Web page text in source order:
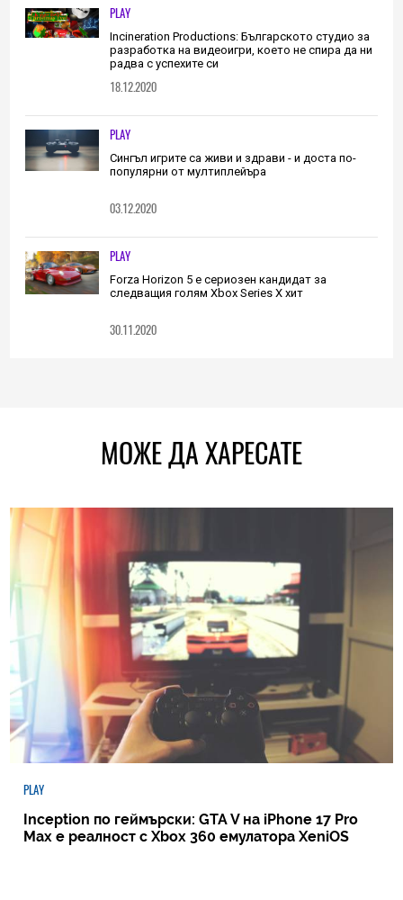
PLAY
Incineration Productions: Българското студио за
разработка на видеоигри, което не спира да ни
радва с успехите си
18.12.2020
PLAY
Сингъл игрите са живи и здрави - и доста по-
популярни от мултиплейъра
03.12.2020
PLAY
Forza Horizon 5 е сериозен кандидат за
следващия голям Xbox Series X хит
30.11.2020
МОЖЕ ДА ХАРЕСАТЕ
PLAY
Inception по геймърски: GTA V на iPhone 17 Pro
Max е реалност с Xbox 360 емулатора XeniOS